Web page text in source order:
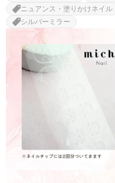
ニュアンス・塗りかけネイル
シルバーミラー